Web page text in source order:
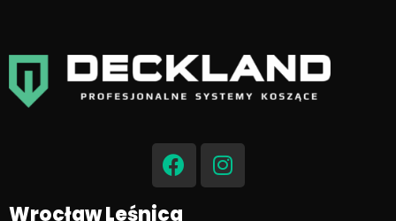
F
a
c
e
I
n
s
Wrocław Leśnica